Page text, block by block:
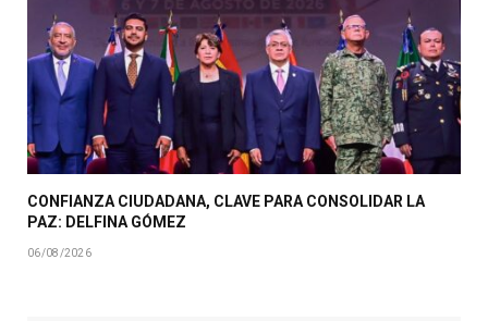
CONFIANZA CIUDADANA, CLAVE PARA CONSOLIDAR LA
PAZ: DELFINA GÓMEZ
06/08/2026